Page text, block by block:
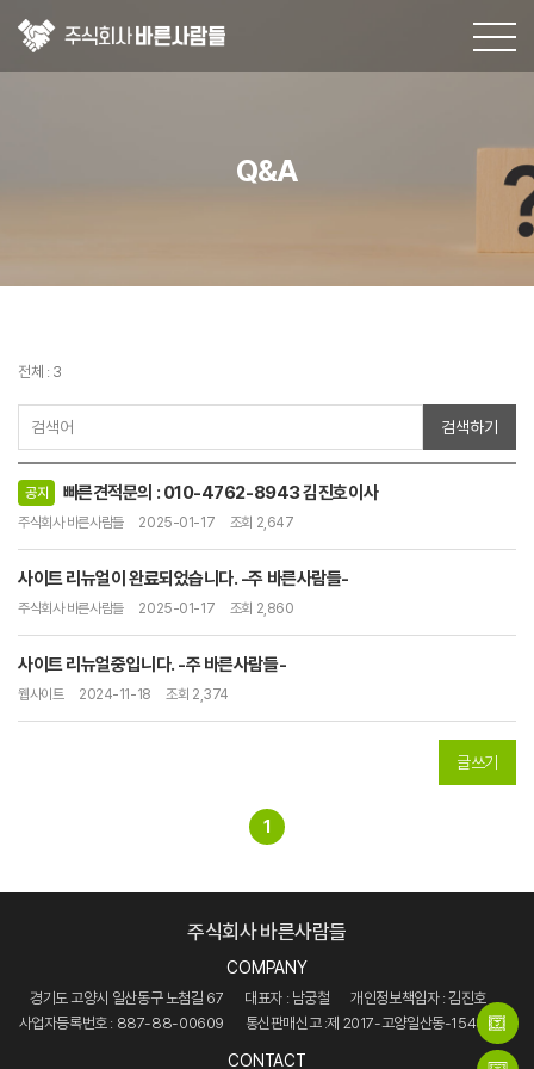
Q&A
전체 : 3
검색하기
공지 빠른견적문의 : 010-4762-8943 김진호이사
주식회사 바른사람들 2025-01-17 조회 2,647
사이트 리뉴얼이 완료되었습니다. -주 바른사람들-
주식회사 바른사람들 2025-01-17 조회 2,860
사이트 리뉴얼중입니다. -주 바른사람들-
웹사이트 2024-11-18 조회 2,374
글쓰기
1
주식회사 바른사람들
COMPANY
경기도 고양시 일산동구 노첨길 67 대표자 : 남궁철
개인정보책임자 : 김진호
사업자등록번호 : 887-88-00609
통신판매신고 :제 2017-고양일산동-1540호
CONTACT